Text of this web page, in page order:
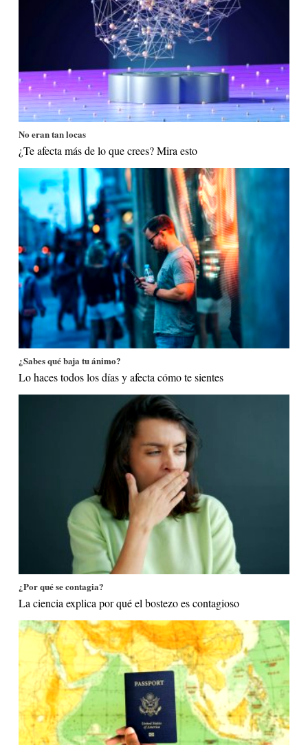
No eran tan locas
¿Te afecta más de lo que crees? Mira esto
¿Sabes qué baja tu ánimo?
Lo haces todos los días y afecta cómo te sientes
¿Por qué se contagia?
La ciencia explica por qué el bostezo es contagioso